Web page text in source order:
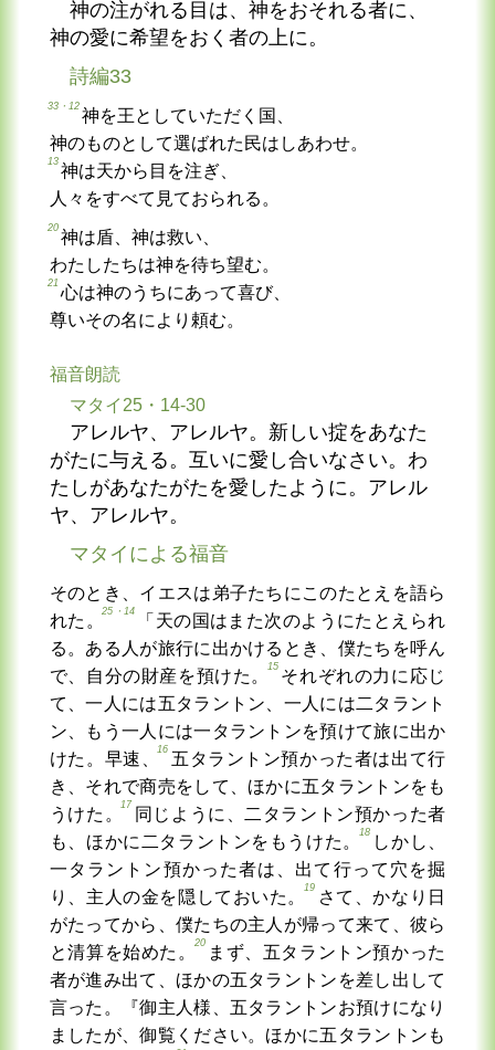
神の注がれる目は、神をおそれる者に、
神の愛に希望をおく者の上に。
詩編33
33・12
神を王としていただく国、
神のものとして選ばれた民はしあわせ。
13
神は天から目を注ぎ、
人々をすべて見ておられる。
20
神は盾、神は救い、
わたしたちは神を待ち望む。
21
心は神のうちにあって喜び、
尊いその名により頼む。
福音朗読
マタイ25・14-30
アレルヤ、アレルヤ。新しい掟をあなた
がたに与える。互いに愛し合いなさい。わ
たしがあなたがたを愛したように。アレル
ヤ、アレルヤ。
マタイによる福音
そのとき、イエスは弟子たちにこのたとえを語ら
れた。
25・14
「天の国はまた次のようにたとえられ
る。ある人が旅行に出かけるとき、僕たちを呼ん
で、自分の財産を預けた。
15
それぞれの力に応じ
て、一人には五タラントン、一人には二タラント
ン、もう一人には一タラントンを預けて旅に出か
けた。早速、
16
五タラントン預かった者は出て行
き、それで商売をして、ほかに五タラントンをも
うけた。
17
同じように、二タラントン預かった者
も、ほかに二タラントンをもうけた。
18
しかし、
一タラントン預かった者は、出て行って穴を掘
り、主人の金を隠しておいた。
19
さて、かなり日
がたってから、僕たちの主人が帰って来て、彼ら
と清算を始めた。
20
まず、五タラントン預かった
者が進み出て、ほかの五タラントンを差し出して
言った。『御主人様、五タラントンお預けになり
ましたが、御覧ください。ほかに五タラントンも